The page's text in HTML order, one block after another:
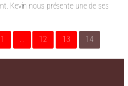
Kevin nous présente une de ses
1 … 12 13 14